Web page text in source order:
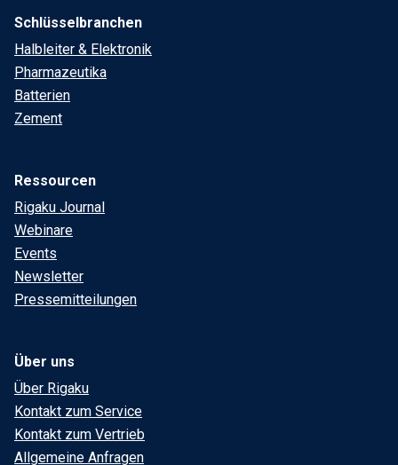
Schlüsselbranchen
Halbleiter & Elektronik
Pharmazeutika
Batterien
Zement
Ressourcen
Rigaku Journal
Webinare
Events
Newsletter
Pressemitteilungen
Über uns
Über Rigaku
Kontakt zum Service
Kontakt zum Vertrieb
Allgemeine Anfragen